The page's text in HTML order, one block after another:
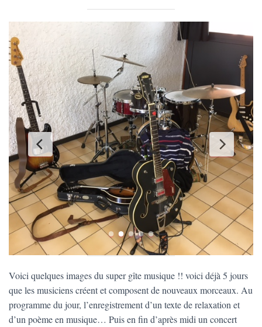
Voici quelques images du super gîte musique !! voici déjà 5 jours
que les musiciens créent et composent de nouveaux morceaux. Au
programme du jour, l’enregistrement d’un texte de relaxation et
d’un poème en musique… Puis en fin d’après midi un concert